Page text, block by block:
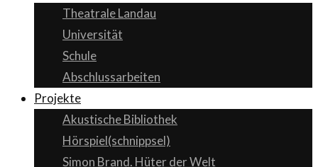
Theatrale Landau
Universität
Schule
Abschlussarbeiten
Projekte
Akustische Bibliothek
Hörspiel(schnippsel)
Simon Brand. Hüter der Welt